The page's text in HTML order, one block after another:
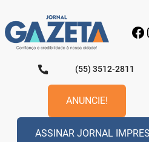
para
o
conteúdo
(55) 3512-2811
ANUNCIE!
ASSINAR JORNAL